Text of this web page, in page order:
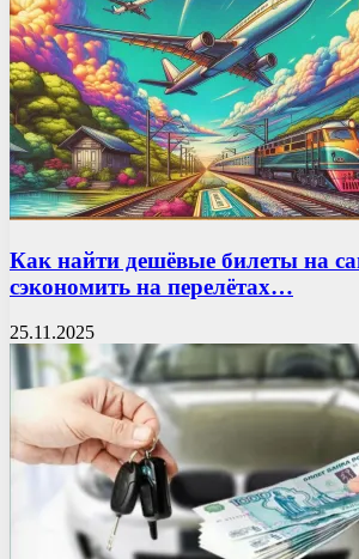
Как найти дешёвые билеты на
сэкономить на перелётах…
25.11.2025